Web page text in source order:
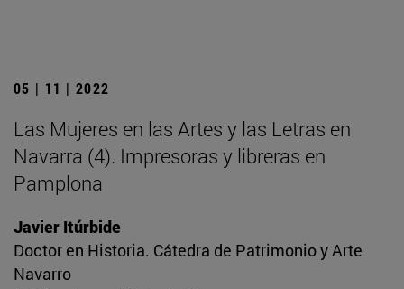
05 | 11 | 2022
Las Mujeres en las Artes y las Letras en
Navarra (4). Impresoras y libreras en
Pamplona
Javier Itúrbide
Doctor en Historia. Cátedra de Patrimonio y Arte
Navarro